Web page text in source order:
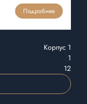
Подробнее
Корпус 1
1
12